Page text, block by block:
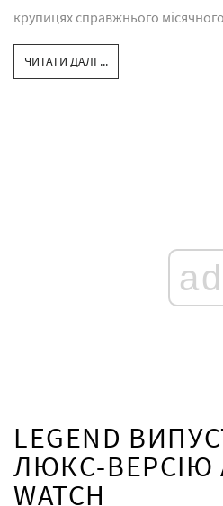
крупицях справжнього
ЧИТАТИ ДАЛІ ...
ad
LEGEND
ЛЮКС-ВЕРСІЮ
WATCH